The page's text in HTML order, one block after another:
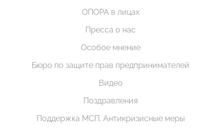
ОПОРА в лицах
Пресса о нас
Особое мнение
Бюро по защите прав предпринимателей
Видео
Поздравления
Поддержка МСП. Антикризисные меры